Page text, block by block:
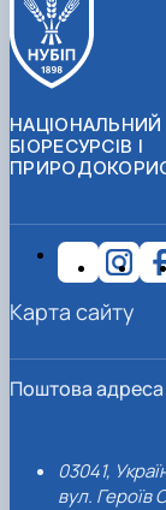
НАЦІОНАЛЬНИЙ
БІОРЕСУРСІВ І
Поштова адреса
03041,
вул. Героїв
Карта сайту